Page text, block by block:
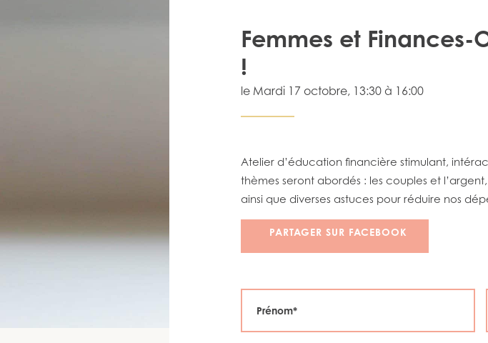
Femmes et Finances-
!
le Mardi 17 octobre, 13:30 à 16:00
Atelier d’éducation financière stimulant,
thèmes seront abordés : les couples et
ainsi que diverses astuces pour réduire nos
PARTAGER SUR FACEBOOK